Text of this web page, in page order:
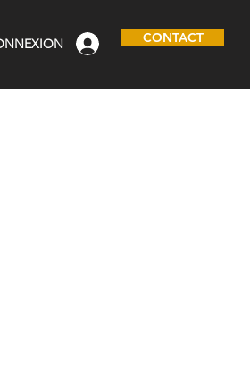
CONTACT